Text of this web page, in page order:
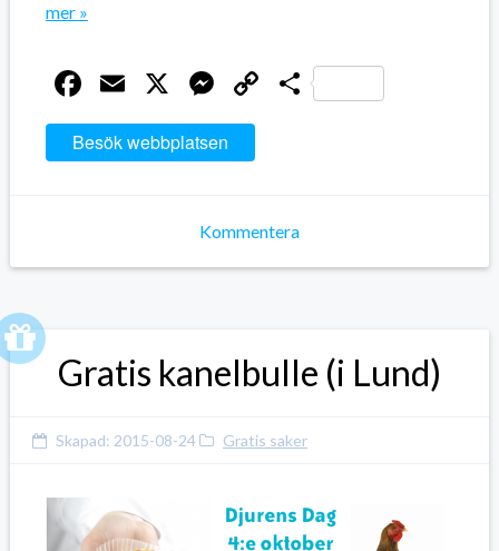
mer »
Facebook
Email
X Messenger
CopyDela
Besök webbplatsen
Kommentera
Gratis kanelbulle (i Lund)
Skapad: 2015-08-24 Gratis saker